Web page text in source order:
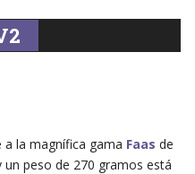
la magnífica gama Faas de
peso de 270 gramos está